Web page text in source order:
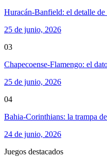
Huracán-Banfield: el detalle
25 de junio, 2026
03
Chapecoense-Flamengo: el
25 de junio, 2026
04
Bahia-Corinthians: la trampa
24 de junio, 2026
Juegos destacados